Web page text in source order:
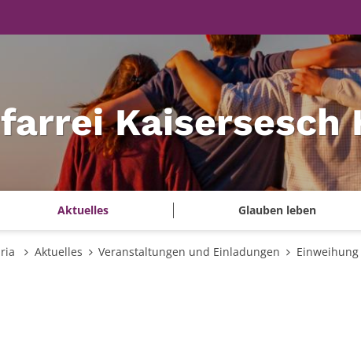
Kaisersesch
Aktuelles Glauben leben
Aktuelles Veranstaltungen und Einladungen